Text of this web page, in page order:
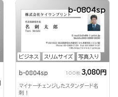
ビジネス スリムサイズ 写真入り
b-0804sp
b-0804sp 100枚 3,080円
マイナーチェンジしたスタンダード名
刺！